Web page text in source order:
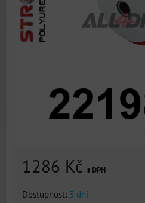
1286 Kč s DPH
Dostupnost: 3 dni